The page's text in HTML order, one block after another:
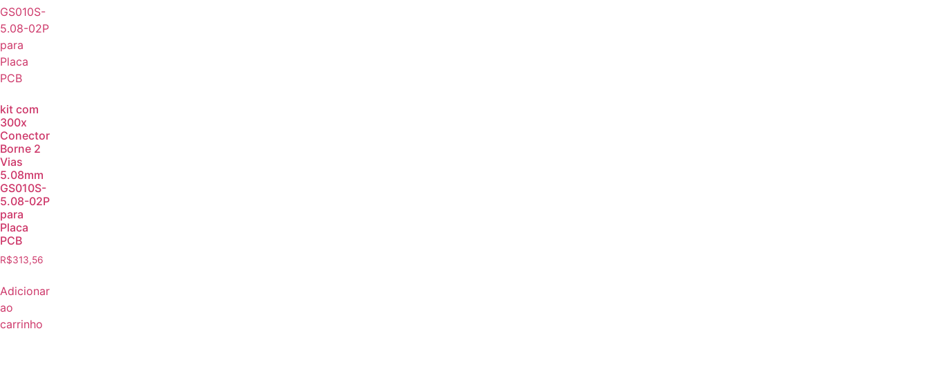
kit com
300x
Conector
Borne 2
Vias
5.08mm
GS010S-
5.08-02P
para
Placa
PCB
R$313,56
Adicionar
ao
carrinho